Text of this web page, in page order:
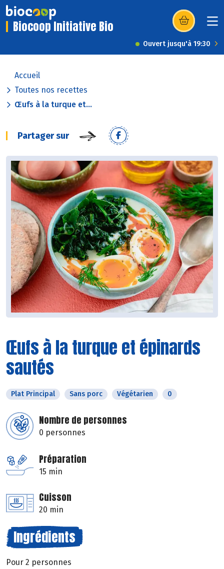
Biocoop Initiative Bio (s’ouvre dans
Ouvert jusqu'à 19:30
Accueil
Toutes nos recettes
Œufs à la turque et...
Partager sur
Œufs à la turque et épinards
sautés
Plat Principal Sans porc Végétarien 0
Nombre de personnes
0 personnes
Préparation
15 min
Cuisson
20 min
Ingrédients
Pour 2 personnes